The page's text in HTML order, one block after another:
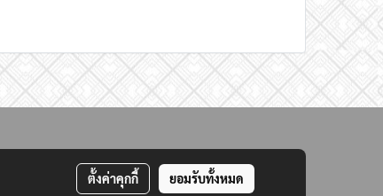
ตั้งค่าคุกกี้ ยอมรับทั้งหมด